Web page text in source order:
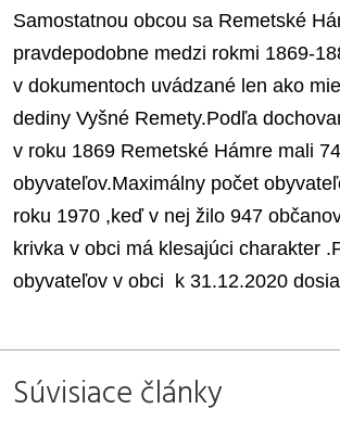
Samostatnou obcou sa Remetské
pravdepodobne medzi rokmi 1869-
v dokumentoch uvádzané len ako
dediny Vyšné Remety.Podľa
v roku 1869 Remetské Hámre mali
obyvateľov.Maximálny počet
roku 1970 ,keď v nej žilo 947
krivka v obci má klesajúci charakter
obyvateľov v obci k 31.12.2020
Súvisiace články